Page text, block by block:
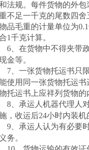
法规。每件货物的外
不足一千克的尾数四
品毛重的计量单位为0.1
1千克计算。
6 、在货物中不得夹带
金等。
7 、一张货物托运书只
使用同一张货物托运
托运书上应祥列货物
8 、承运人机器代理人
，收运后24小时内装机
9 、承运人认为有必要
义务。